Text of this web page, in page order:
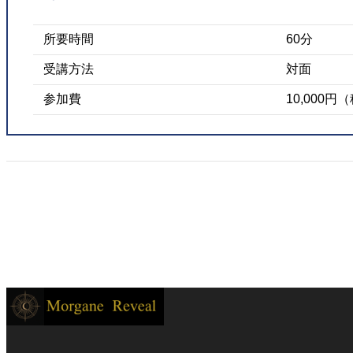
所要時間 60分
受講方法 対面
参加費 10,000円（